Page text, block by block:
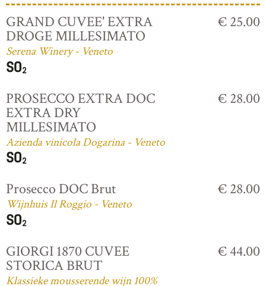
GRAND CUVEE' EXTRA
DROGE MILLESIMATO
Serena Winery - Veneto
€ 25.00
PROSECCO EXTRA DOC
EXTRA DRY
MILLESIMATO
Azienda vinicola Dogarina - Veneto
€ 28.00
Prosecco DOC Brut
Wijnhuis Il Roggio - Veneto
€ 28.00
GIORGI 1870 CUVEE
STORICA BRUT
Klassieke mousserende wijn 100%
€ 44.00